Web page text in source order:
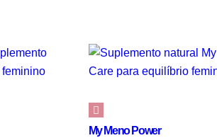
My Meno Power